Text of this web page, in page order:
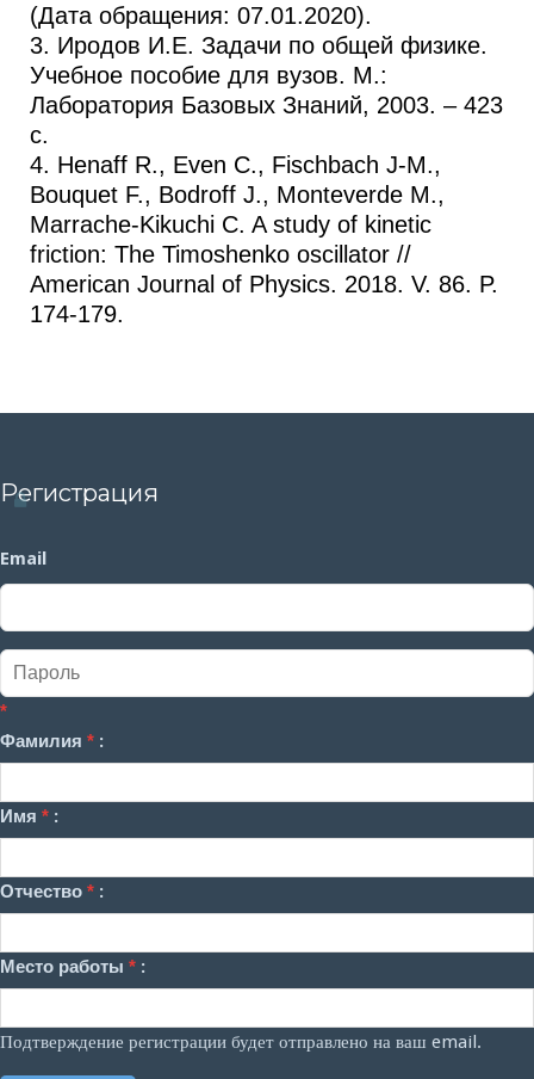
(Дата обращения: 07.01.2020).
3. Иродов И.Е. Задачи по общей физике.
Учебное пособие для вузов. М.:
Лаборатория Базовых Знаний, 2003. – 423
с.
4. Henaff R., Even C., Fischbach J-M.,
Bouquet F., Bodroff J., Monteverde M.,
Marrache-Kikuchi C. A study of kinetic
friction: The Timoshenko oscillator //
American Journal of Physics. 2018. V. 86. P.
174-179.
Регистрация
Email
*
Фамилия * :
Имя * :
Отчество * :
Место работы * :
Подтверждение регистрации будет отправлено на ваш email.